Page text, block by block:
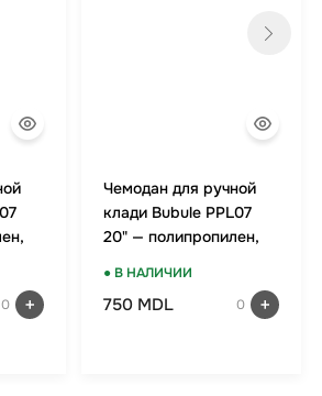
0
Чемодан для ручной
клади Bubule PPL07
20" — полипропилен,
● В НАЛИЧИИ
750 MDL 0